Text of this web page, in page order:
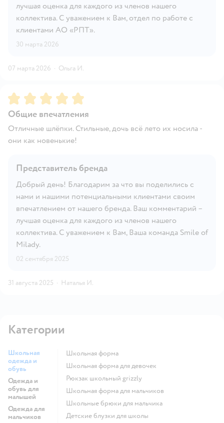
лучшая оценка для каждого из членов нашего
коллектива. С уважением к Вам, отдел по работе с
клиентами АО «РПТ».
30 марта 2026
07 марта 2026 · Ольга И.
Рейтинг:5
Общие впечатления
Отличные шлёпки. Стильные, дочь всё лето их носила -
они как новенькие!
Представитель бренда
Добрый день! Благодарим за что вы поделились с
нами и нашими потенциальными клиентами своим
впечатлением от нашего бренда. Ваш комментарий –
лучшая оценка для каждого из членов нашего
коллектива. С уважением к Вам, Ваша команда Smile of
Milady.
02 сентября 2025
31 августа 2025 · Наталья И.
Категории
Школьная
одежда и
обувь
Одежда и
обувь для
малышей
Одежда для
мальчиков
Школьная форма
Школьная форма для девочек
Рюкзак школьный grizzly
Школьная форма для мальчиков
Школьные брюки для мальчика
Детские блузки для школы